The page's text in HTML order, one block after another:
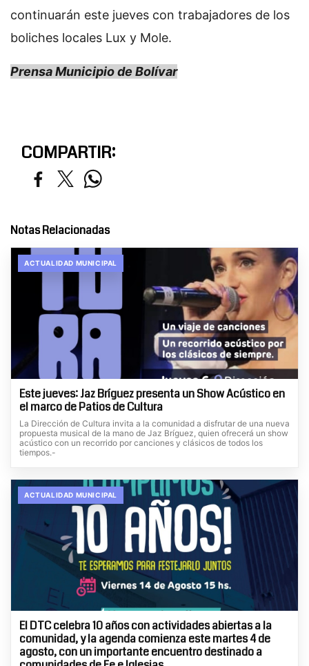
continuarán este jueves con trabajadores de los
boliches locales Lux y Mole.
Prensa Municipio de Bolívar
COMPARTIR:
Notas Relacionadas
ACTUALIDAD MUNICIPAL
Este jueves: Jaz Bríguez presenta un Show Acústico en
el marco de Patios de Cultura
La Dirección de Cultura invita a la comunidad a disfrutar de una nueva
propuesta musical de la mano de Jaz Bríguez, quien ofrecerá un show
acústico con un recorrido por canciones y clásicos de todos los
tiempos.-
ACTUALIDAD MUNICIPAL
El DTC celebra 10 años con actividades abiertas a la
comunidad, y la agenda comienza este martes 4 de
agosto, con un importante encuentro destinado a